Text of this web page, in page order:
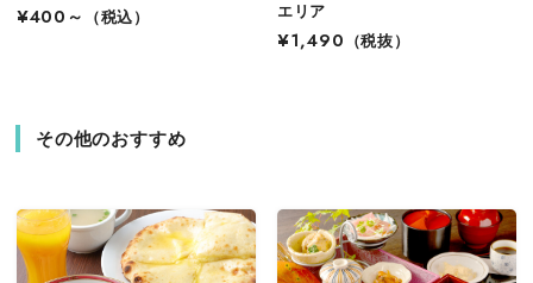
¥400～
（税込）
エリア
¥1,490
（税抜）
その他のおすすめ